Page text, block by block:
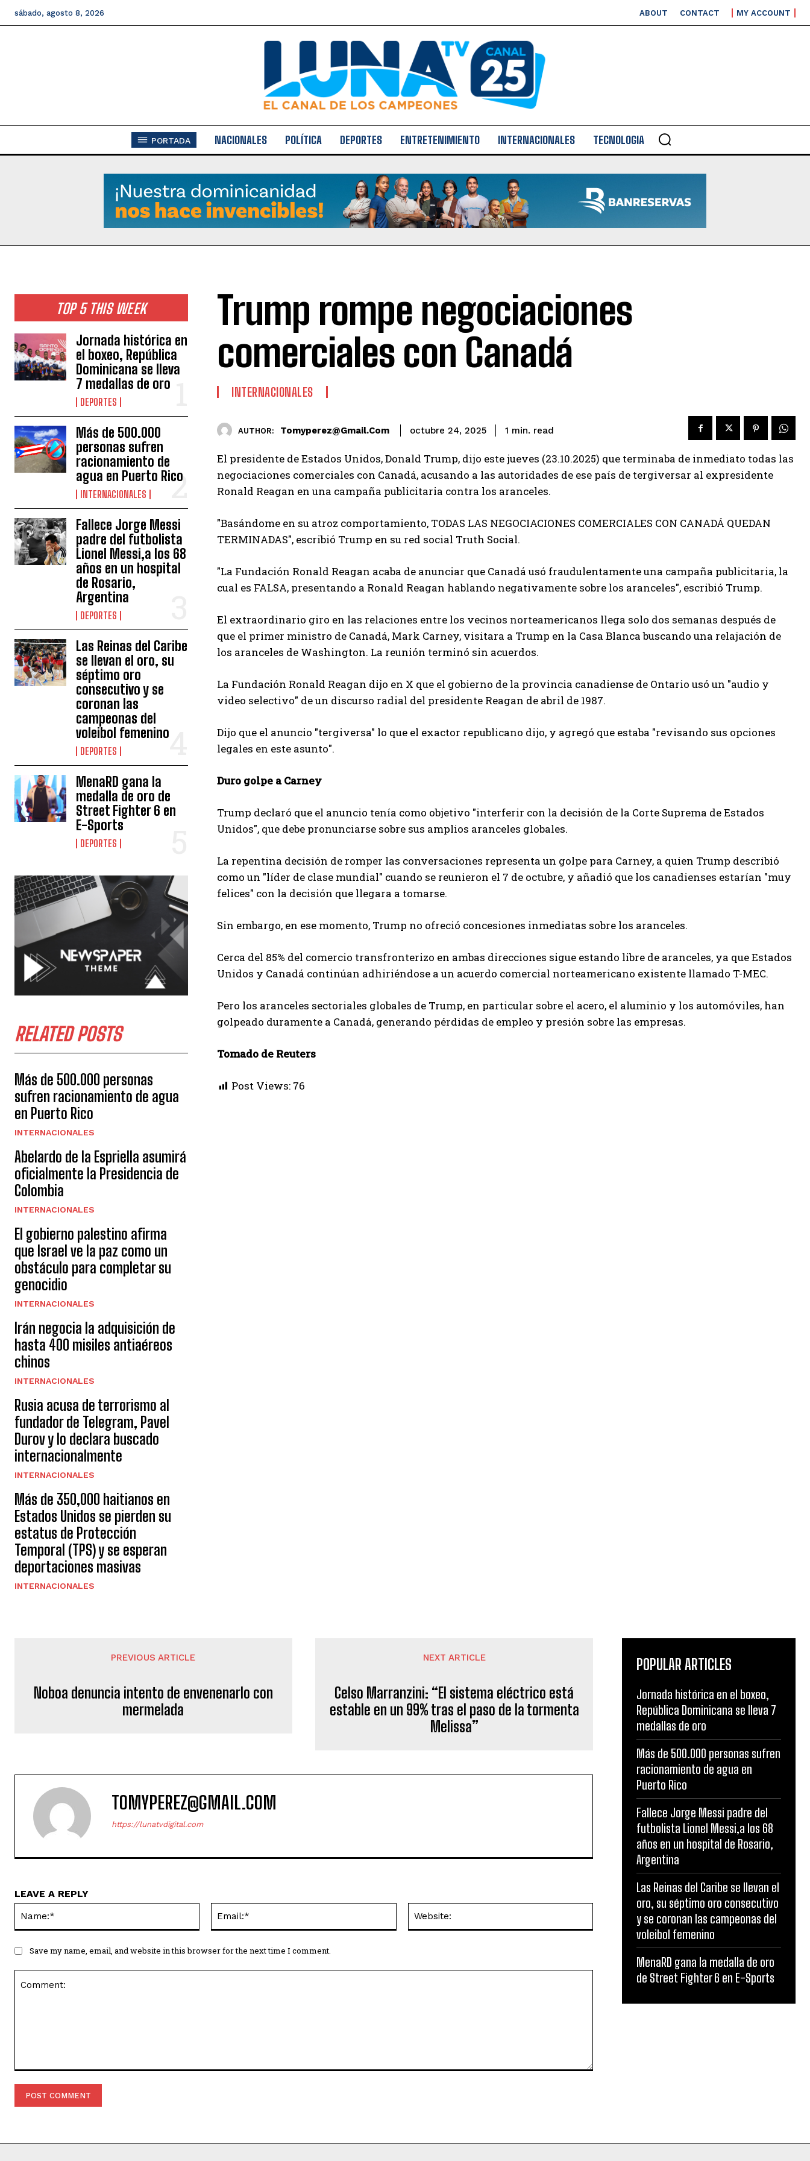
sábado, agosto 8, 2026 ABOUT CONTACT MY ACCOUNT
PORTADA NACIONALES POLÍTICA DEPORTES ENTRETENIMIENTO INTERNACIONALES TECNOLOGIA
TOP 5 THIS WEEK
Jornada histórica en
el boxeo, República
Dominicana se lleva
7 medallas de oro
DEPORTES
Más de 500.000
personas sufren
racionamiento de
agua en Puerto Rico
INTERNACIONALES
Fallece Jorge Messi
padre del futbolista
Lionel Messi,a los 68
años en un hospital
de Rosario,
Argentina
DEPORTES
Las Reinas del Caribe
se llevan el oro, su
séptimo oro
consecutivo y se
coronan las
campeonas del
voleibol femenino
DEPORTES
MenaRD gana la
medalla de oro de
Street Fighter 6 en
E-Sports
DEPORTES
RELATED POSTS
Más de 500.000 personas
sufren racionamiento de agua
en Puerto Rico
INTERNACIONALES
Abelardo de la Espriella asumirá
oficialmente la Presidencia de
Colombia
INTERNACIONALES
El gobierno palestino afirma
que Israel ve la paz como un
obstáculo para completar su
genocidio
INTERNACIONALES
Irán negocia la adquisición de
hasta 400 misiles antiaéreos
chinos
INTERNACIONALES
Rusia acusa de terrorismo al
fundador de Telegram, Pavel
Durov y lo declara buscado
internacionalmente
INTERNACIONALES
Más de 350,000 haitianos en
Estados Unidos se pierden su
estatus de Protección
Temporal (TPS) y se esperan
deportaciones masivas
INTERNACIONALES
Trump rompe negociaciones
comerciales con Canadá
INTERNACIONALES
AUTHOR: Tomyperez@gmail.com octubre 24, 2025 1 min. read
El presidente de Estados Unidos, Donald Trump, dijo este jueves (23.10.2025) que terminaba de inmediato todas las
negociaciones comerciales con Canadá, acusando a las autoridades de ese país de tergiversar al expresidente
Ronald Reagan en una campaña publicitaria contra los aranceles.
"Basándome en su atroz comportamiento, TODAS LAS NEGOCIACIONES COMERCIALES CON CANADÁ QUEDAN
TERMINADAS", escribió Trump en su red social Truth Social.
"La Fundación Ronald Reagan acaba de anunciar que Canadá usó fraudulentamente una campaña publicitaria, la
cual es FALSA, presentando a Ronald Reagan hablando negativamente sobre los aranceles", escribió Trump.
El extraordinario giro en las relaciones entre los vecinos norteamericanos llega solo dos semanas después de
que el primer ministro de Canadá, Mark Carney, visitara a Trump en la Casa Blanca buscando una relajación de
los aranceles de Washington. La reunión terminó sin acuerdos.
La Fundación Ronald Reagan dijo en X que el gobierno de la provincia canadiense de Ontario usó un "audio y
video selectivo" de un discurso radial del presidente Reagan de abril de 1987.
Dijo que el anuncio "tergiversa" lo que el exactor republicano dijo, y agregó que estaba "revisando sus opciones
legales en este asunto".
Duro golpe a Carney
Trump declaró que el anuncio tenía como objetivo "interferir con la decisión de la Corte Suprema de Estados
Unidos", que debe pronunciarse sobre sus amplios aranceles globales.
La repentina decisión de romper las conversaciones representa un golpe para Carney, a quien Trump describió
como un "líder de clase mundial" cuando se reunieron el 7 de octubre, y añadió que los canadienses estarían "muy
felices" con la decisión que llegara a tomarse.
Sin embargo, en ese momento, Trump no ofreció concesiones inmediatas sobre los aranceles.
Cerca del 85% del comercio transfronterizo en ambas direcciones sigue estando libre de aranceles, ya que Estados
Unidos y Canadá continúan adhiriéndose a un acuerdo comercial norteamericano existente llamado T-MEC.
Pero los aranceles sectoriales globales de Trump, en particular sobre el acero, el aluminio y los automóviles, han
golpeado duramente a Canadá, generando pérdidas de empleo y presión sobre las empresas.
Tomado de Reuters
Post Views: 76
PREVIOUS ARTICLE
Noboa denuncia intento de envenenarlo con
mermelada
NEXT ARTICLE
Celso Marranzini: “El sistema eléctrico está
estable en un 99% tras el paso de la tormenta
Melissa”
TOMYPEREZ@GMAIL.COM
https://lunatvdigital.com
LEAVE A REPLY
Save my name, email, and website in this browser for the next time I comment.
POPULAR ARTICLES
Jornada histórica en el boxeo,
República Dominicana se lleva 7
medallas de oro
Más de 500.000 personas sufren
racionamiento de agua en
Puerto Rico
Fallece Jorge Messi padre del
futbolista Lionel Messi,a los 68
años en un hospital de Rosario,
Argentina
Las Reinas del Caribe se llevan el
oro, su séptimo oro consecutivo
y se coronan las campeonas del
voleibol femenino
MenaRD gana la medalla de oro
de Street Fighter 6 en E-Sports